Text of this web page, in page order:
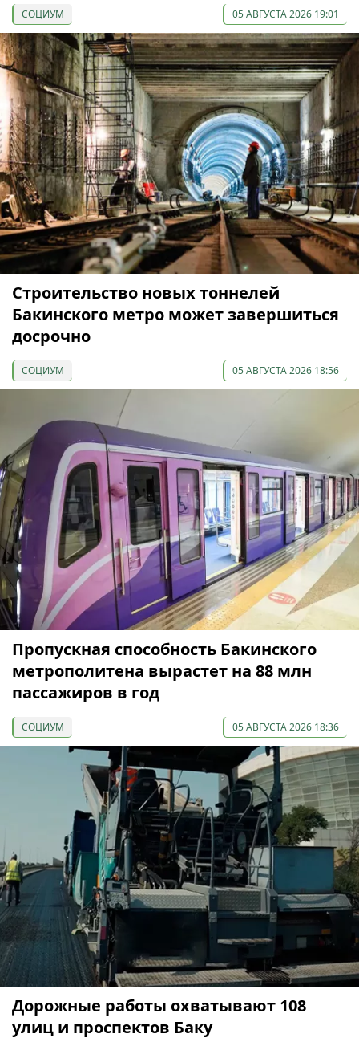
СОЦИУМ 05 АВГУСТА 2026 19:01
Строительство новых тоннелей
Бакинского метро может завершиться
досрочно
СОЦИУМ 05 АВГУСТА 2026 18:56
Пропускная способность Бакинского
метрополитена вырастет на 88 млн
пассажиров в год
СОЦИУМ 05 АВГУСТА 2026 18:36
Дорожные работы охватывают 108
улиц и проспектов Баку